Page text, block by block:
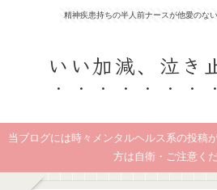
精神疾患持ちの半人前ナースが他愛のな
いい加減、泣き
当ブログには時々メンタルヘルス系の投稿
方は自衛・ご注意くだ